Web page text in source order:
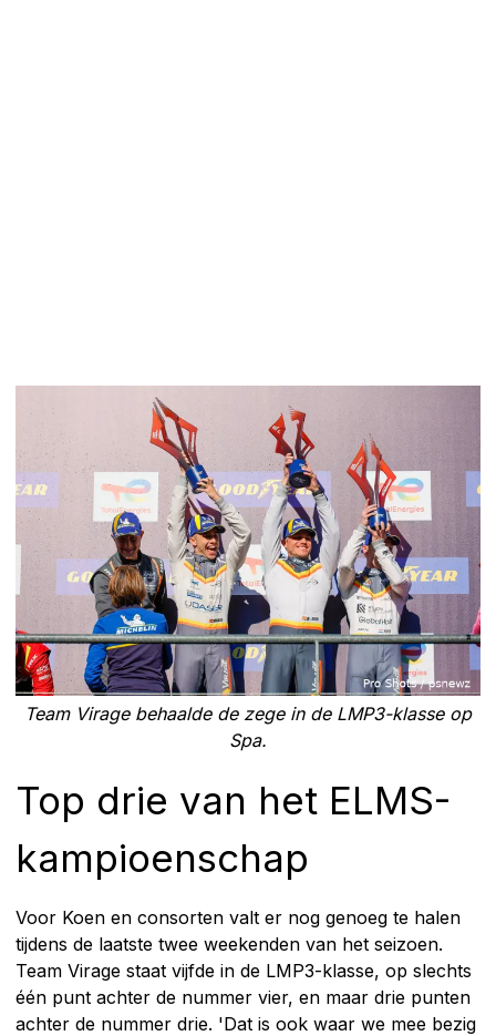
Team Virage behaalde de zege in de LMP3-klasse op
Spa.
Top drie van het ELMS-
kampioenschap
Voor Koen en consorten valt er nog genoeg te halen
tijdens de laatste twee weekenden van het seizoen.
Team Virage staat vijfde in de LMP3-klasse, op slechts
één punt achter de nummer vier, en maar drie punten
achter de nummer drie. 'Dat is ook waar we mee bezig